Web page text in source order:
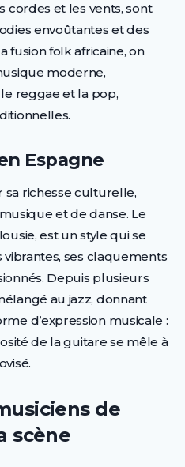
cordes et les vents, sont
envoûtantes et des
fusion folk africaine, on
moderne,
reggae et la pop,
Espagne
sa richesse culturelle,
et de danse. Le
est un style qui se
ses claquements
Depuis plusieurs
au jazz, donnant
d’expression musicale :
de la guitare se mêle à
de
scène